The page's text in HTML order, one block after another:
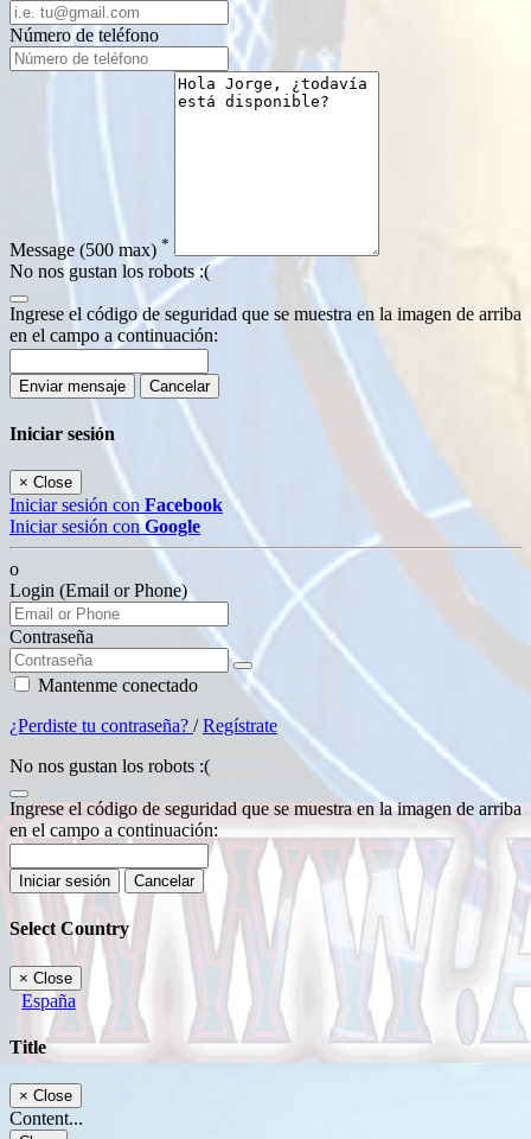
Número de teléfono
Message (500 max) *
No nos gustan los robots :(
Ingrese el código de seguridad que se muestra en la imagen de arriba
en el campo a continuación:
Enviar mensaje Cancelar
Iniciar sesión
× Close
Iniciar sesión con Facebook
Iniciar sesión conGoogle
o
Login (Email or Phone)
Contraseña
Mantenme conectado
¿Perdiste tu contraseña? /Regístrate
No nos gustan los robots :(
Ingrese el código de seguridad que se muestra en la imagen de arriba
en el campo a continuación:
Iniciar sesión Cancelar
Select Country
× Close
España
Title
× Close
Content...